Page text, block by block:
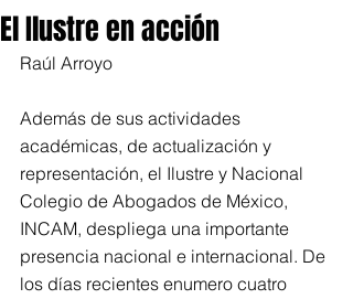
El Ilustre en acción
Raúl Arroyo
Además de sus actividades
académicas, de actualización y
representación, el Ilustre y Nacional
Colegio de Abogados de México,
INCAM, despliega una importante
presencia nacional e internacional. De
los días recientes enumero cuatro